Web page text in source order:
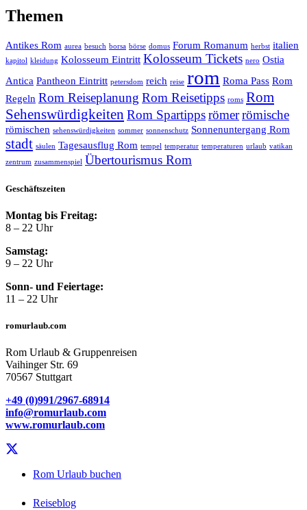
Themen
Antikes Rom aurea besuch borsa börse domus Forum Romanum herbst italien
kapitol kleidung Kolosseum Eintritt Kolosseum Tickets nero Ostia
Antica Pantheon Eintritt petersdom reich reise rom Roma Pass Rom
Regeln Rom Reiseplanung Rom Reisetipps roms Rom
Sehenswürdigkeiten Rom Spartippsrömerrömische
römischen sehenswürdigkeiten sommer sonnenschutz Sonnenuntergang Rom
stadt säulen Tagesausflug Rom tempel temperatur temperaturen urlaub vatikan
zentrum zusammenspiel Übertourismus Rom
Geschäftszeiten
Montag bis Freitag:
8 – 22 Uhr
Samstag:
9 – 22 Uhr
Sonn- und Feiertage:
11 – 22 Uhr
romurlaub.com
Rom Urlaub & Gruppenreisen
Vaihinger Str. 69
70567 Stuttgart
+49 (0)991/2967-68914
info@romurlaub.com
www.romurlaub.com
Rom Urlaub buchen
Reiseblog